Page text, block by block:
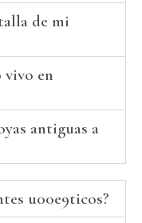
de mi
vivo en
antiguas a
u00e9ticos?